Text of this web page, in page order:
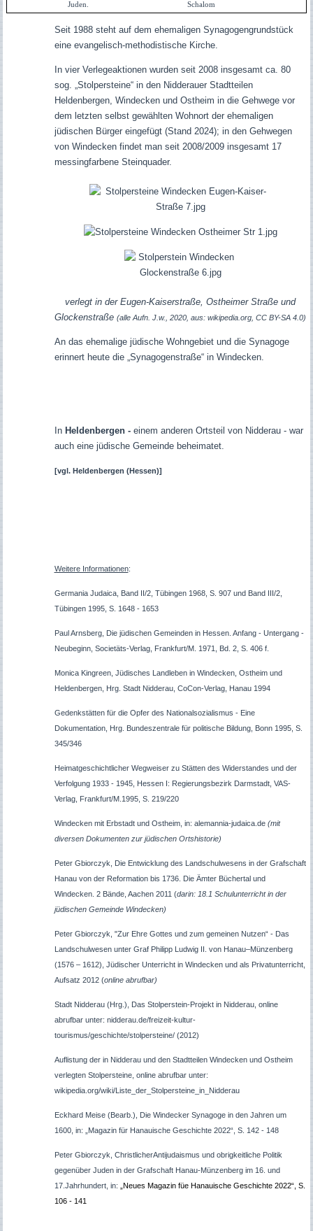
Juden. Schalom
Seit 1988 steht auf dem ehemaligen Synagogengrundstück
eine evangelisch-methodistische Kirche.
In vier Verlegeaktionen wurden seit 2008 insgesamt ca. 80
sog. „Stolpersteine“ in den Nidderauer Stadtteilen
Heldenbergen, Windecken und Ostheim in die Gehwege vor
dem letzten selbst gewählten Wohnort der ehemaligen
jüdischen Bürger eingefügt (Stand 2024); in den Gehwegen
von Windecken findet man seit 2008/2009 insgesamt 17
messingfarbene Steinquader.
verlegt in der Eugen-Kaiserstraße, Ostheimer Straße und
Glockenstraße(alle Aufn. J.w., 2020, aus: wikipedia.org, CC BY-SA 4.0)
An das ehemalige jüdische Wohngebiet und die Synagoge
erinnert heute die „Synagogenstraße“ in Windecken.
In Heldenbergen -einem anderen Ortsteil von Nidderau - war
auch eine jüdische Gemeinde beheimatet.
[vgl. Heldenbergen (Hessen)]
Weitere Informationen:
Germania Judaica, Band II/2, Tübingen 1968, S. 907 und Band III/2,
Tübingen 1995, S. 1648 - 1653
Paul Arnsberg, Die jüdischen Gemeinden in Hessen. Anfang - Untergang -
Neubeginn, Societäts-Verlag, Frankfurt/M. 1971, Bd. 2, S. 406 f.
Monica Kingreen, Jüdisches Landleben in Windecken, Ostheim und
Heldenbergen, Hrg. Stadt Nidderau, CoCon-Verlag, Hanau 1994
Gedenkstätten für die Opfer des Nationalsozialismus - Eine
Dokumentation, Hrg. Bundeszentrale für politische Bildung, Bonn 1995, S.
345/346
Heimatgeschichtlicher Wegweiser zu Stätten des Widerstandes und der
Verfolgung 1933 - 1945, Hessen I: Regierungsbezirk Darmstadt, VAS-
Verlag, Frankfurt/M.1995, S. 219/220
Windecken mit Erbstadt und Ostheim, in: alemannia-judaica.de (mit
diversen Dokumenten zur jüdischen Ortshistorie)
Peter Gbiorczyk, Die Entwicklung des Landschulwesens in der Grafschaft
Hanau von der Reformation bis 1736. Die Ämter Büchertal und
Windecken. 2 Bände, Aachen 2011 (darin: 18.1 Schulunterricht in der
jüdischen Gemeinde Windecken)
Peter Gbiorczyk, "Zur Ehre Gottes und zum gemeinen Nutzen“ - Das
Landschulwesen unter Graf Philipp Ludwig II. von Hanau–Münzenberg
(1576 – 1612), Jüdischer Unterricht in Windecken und als Privatunterricht,
Aufsatz 2012 (online abrufbar)
Stadt Nidderau (Hrg.), Das Stolperstein-Projekt in Nidderau, online
abrufbar unter: nidderau.de/freizeit-kultur-
tourismus/geschichte/stolpersteine/ (2012)
Auflistung der in Nidderau und den Stadtteilen Windecken und Ostheim
verlegten Stolpersteine, online abrufbar unter:
wikipedia.org/wiki/Liste_der_Stolpersteine_in_Nidderau
Eckhard Meise (Bearb.), Die Windecker Synagoge in den Jahren um
1600, in: „Magazin für Hanauische Geschichte 2022“, S. 142 - 148
Peter Gbiorczyk, ChristlicherAntijudaismus und obrigkeitliche Politik
gegenüber Juden in der Grafschaft Hanau-Münzenberg im 16. und
17.Jahrhundert, in:
„Neues Magazin füe Hanauische Geschichte 2022“, S.
106 - 141